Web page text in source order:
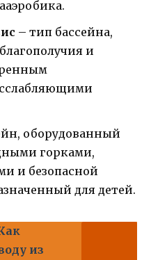
– тип бассейна,
и
оборудованный
горками,
и безопасной
для детей.
из